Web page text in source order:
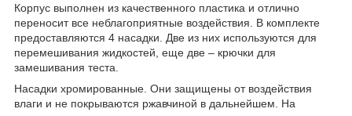
Корпус выполнен из качественного пластика и отлично
переносит все неблагоприятные воздействия. В комплекте
предоставляются 4 насадки. Две из них используются для
перемешивания жидкостей, еще две – крючки для
замешивания теста.
Насадки хромированные. Они защищены от воздействия
влаги и не покрываются ржавчиной в дальнейшем. На